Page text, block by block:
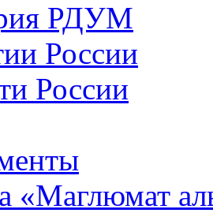
РДУМ
России
России
«Маглюмат